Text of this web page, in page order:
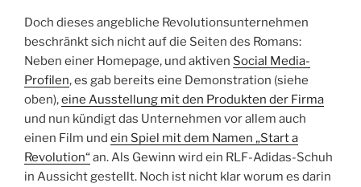
Doch dieses angebliche Revolutionsunternehmen
beschränkt sich nicht auf die Seiten des Romans:
Neben einer Homepage, und aktiven Social Media-
Profilen, es gab bereits eine Demonstration (siehe
oben),eine Ausstellung mit den Produkten der Firma
und nun kündigt das Unternehmen vor allem auch
einen Film und ein Spiel mit dem Namen „Start a
Revolution“ an. Als Gewinn wird ein RLF-Adidas-Schuh
in Aussicht gestellt. Noch ist nicht klar worum es darin